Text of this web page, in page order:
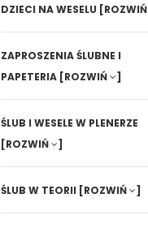
DZIECI NA WESELU [ROZWIŃ
ZAPROSZENIA ŚLUBNE I
PAPETERIA [ROZWIŃ ]
ŚLUB I WESELE W PLENERZE
[ROZWIŃ
]
ŚLUB W TEORII [ROZWIŃ ]